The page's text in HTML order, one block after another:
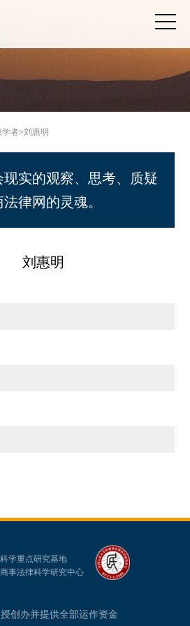
学者>刘惠明
实的观察、思考、质疑
律网的灵魂。
刘惠明
学重点研究基地
事法律科学研究中心
创办并提供全部运作资金